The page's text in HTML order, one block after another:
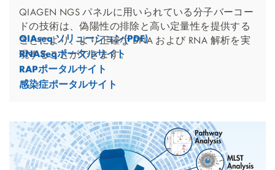
QIAGEN NGS パネルに用いられている分子バーコー
ドの技術は、偽陽性の排除と高い定量性を提供する
ことにより、より正確な DNA および RNA 解析を実
現することができます。
QIAseq ソリューション(PDF)
RNASeqポータルサイト
RAPポータルサイト
感染症ポータルサイト